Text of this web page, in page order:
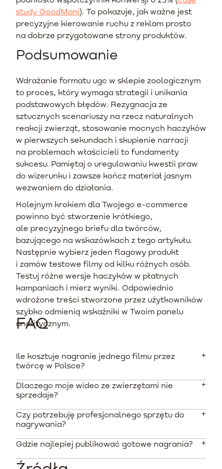
study GoodMani). To pokazuje, jak ważne jest
precyzyjne kierowanie ruchu z reklam prosto
na dobrze przygotowane strony produktów.
Podsumowanie
Wdrażanie formatu ugc w sklepie zoologicznym
to proces, który wymaga strategii i unikania
podstawowych błędów. Rezygnacja ze
sztucznych scenariuszy na rzecz naturalnych
reakcji zwierząt, stosowanie mocnych haczyków
w pierwszych sekundach i skupienie narracji
na problemach właścicieli to fundamenty
sukcesu. Pamiętaj o uregulowaniu kwestii praw
do wizerunku i zawsze kończ materiał jasnym
wezwaniem do działania.
Kolejnym krokiem dla Twojego e-commerce
powinno być stworzenie krótkiego,
ale precyzyjnego briefu dla twórców,
bazującego na wskazówkach z tego artykułu.
Następnie wybierz jeden flagowy produkt
i zamów testowe filmy od kilku różnych osób.
Testuj różne wersje haczyków w płatnych
kampaniach i mierz wyniki. Odpowiednio
wdrożone treści stworzone przez użytkowników
szybko odmienią wskaźniki w Twoim panelu
analitycznym.
FAQ
Ile kosztuje nagranie jednego filmu przez
twórcę w Polsce?
Stawki zaczynają się od około 220 PLN (51 EUR) na
doświadczeni twórcy oczekują od 400 do nawet 2000
PLN za materiał. Cena jest ściśle zależna od praw do
Dlaczego moje wideo ze zwierzętami nie
sprzedaje?
Najczęstszą przyczyną jest brak mocnego haczyka w
technicznych produktu zamiast na realnych
nagrania odbierają materiałom wiarygodność.
Czy potrzebuję profesjonalnego sprzętu do
nagrywania?
Nie. Podstawą tego formatu jest autentyczność,
dlatego większość materiałów nagrywana jest
Gdzie najlepiej publikować gotowe nagrania?